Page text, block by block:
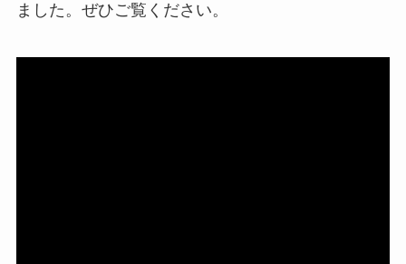
ました。ぜひご覧ください。